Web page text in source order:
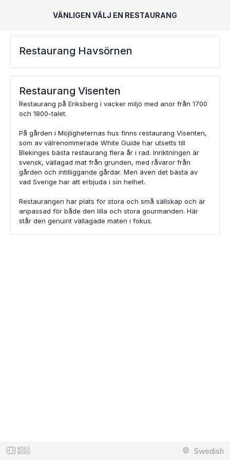
VÄNLIGEN VÄLJ EN RESTAURANG
Restaurang Havsörnen
Restaurang Visenten
Restaurang på Eriksberg i vacker miljö med anor från 1700
och 1800-talet.
På gården i Möjligheternas hus finns restaurang Visenten,
som av välrenommerade White Guide har utsetts till
Blekinges bästa restaurang flera år i rad. Inriktningen är
svensk, vällagad mat från grunden, med råvaror från
gården och intilliggande gårdar. Men även det bästa av
vad Sverige har att erbjuda i sin helhet.
Restaurangen har plats för stora och små sällskap och är
anpassad för både den lilla och stora gourmanden. Här
står den genuint vällagade maten i fokus.
Swedish